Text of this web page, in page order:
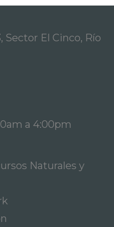
Sector El Cinco, Río
a 4:00pm
Naturales y